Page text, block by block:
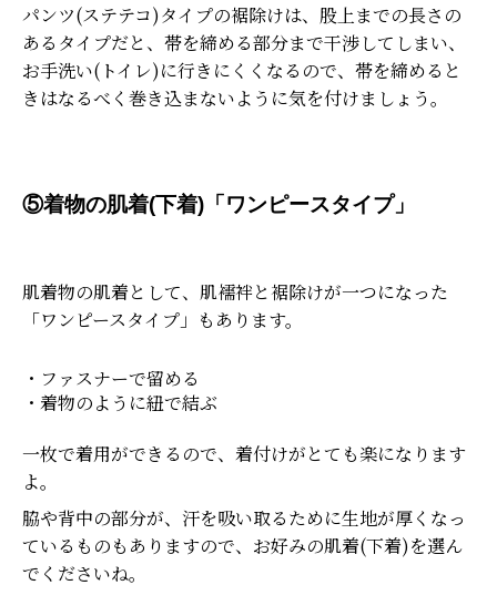
パンツ(ステテコ)タイプの裾除けは、股上までの長さの
あるタイプだと、帯を締める部分まで干渉してしまい、
お手洗い(トイレ)に行きにくくなるので、帯を締めると
きはなるべく巻き込まないように気を付けましょう。
⑤着物の肌着(下着)「ワンピースタイプ」
肌着物の肌着として、肌襦袢と裾除けが一つになった
「ワンピースタイプ」もあります。
・ファスナーで留める
・着物のように紐で結ぶ
一枚で着用ができるので、着付けがとても楽になります
よ。
脇や背中の部分が、汗を吸い取るために生地が厚くなっ
ているものもありますので、お好みの肌着(下着)を選ん
でくださいね。